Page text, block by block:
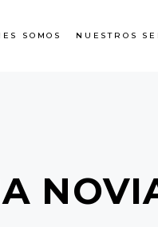
SOMOS NUESTROS